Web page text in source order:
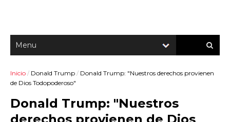
Inicio / Donald Trump / Donald Trump: "Nuestros derechos provienen
de Dios Todopoderoso"
Donald Trump: "Nuestros